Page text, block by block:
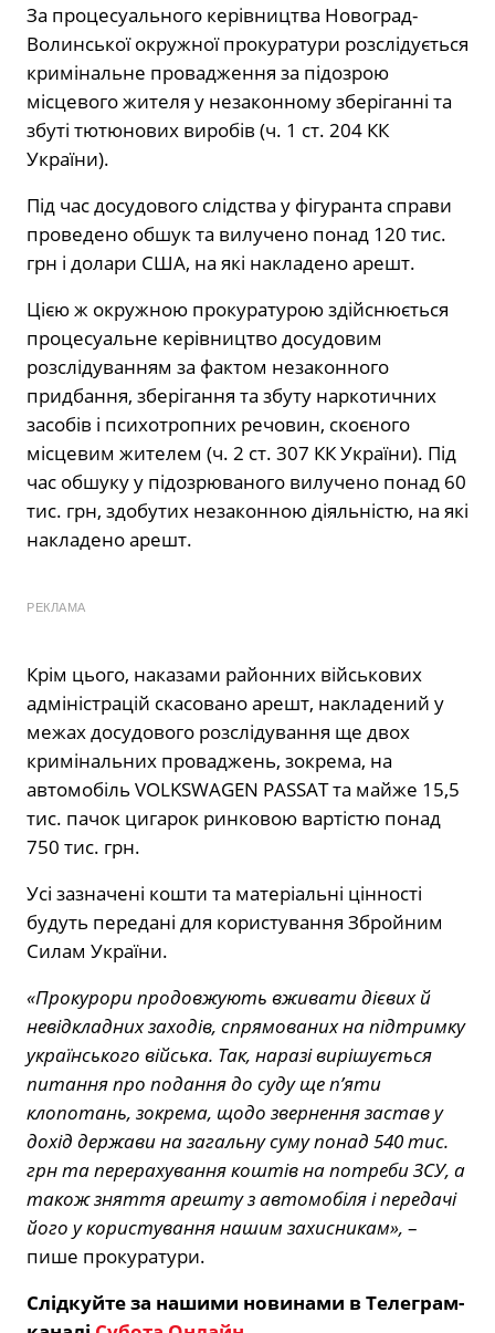
За процесуального керівництва Новоград-
Волинської окружної прокуратури розслідується
кримінальне провадження за підозрою
місцевого жителя у незаконному зберіганні та
збуті тютюнових виробів (ч. 1 ст. 204 КК
України).
Під час досудового слідства у фігуранта справи
проведено обшук та вилучено понад 120 тис.
грн і долари США, на які накладено арешт.
Цією ж окружною прокуратурою здійснюється
процесуальне керівництво досудовим
розслідуванням за фактом незаконного
придбання, зберігання та збуту наркотичних
засобів і психотропних речовин, скоєного
місцевим жителем (ч. 2 ст. 307 КК України). Під
час обшуку у підозрюваного вилучено понад 60
тис. грн, здобутих незаконною діяльністю, на які
накладено арешт.
РЕКЛАМА
Крім цього, наказами районних військових
адміністрацій скасовано арешт, накладений у
межах досудового розслідування ще двох
кримінальних проваджень, зокрема, на
автомобіль VOLKSWAGEN PASSAT та майже 15,5
тис. пачок цигарок ринковою вартістю понад
750 тис. грн.
Усі зазначені кошти та матеріальні цінності
будуть передані для користування Збройним
Силам України.
«Прокурори продовжують вживати дієвих й
невідкладних заходів, спрямованих на підтримку
українського війська. Так, наразі вирішується
питання про подання до суду ще п’яти
клопотань, зокрема, щодо звернення застав у
дохід держави на загальну суму понад 540 тис.
грн та перерахування коштів на потреби ЗСУ, а
також зняття арешту з автомобіля і передачі
його у користування нашим захисникам», –
пише прокуратури.
Слідкуйте за нашими новинами в Телеграм-